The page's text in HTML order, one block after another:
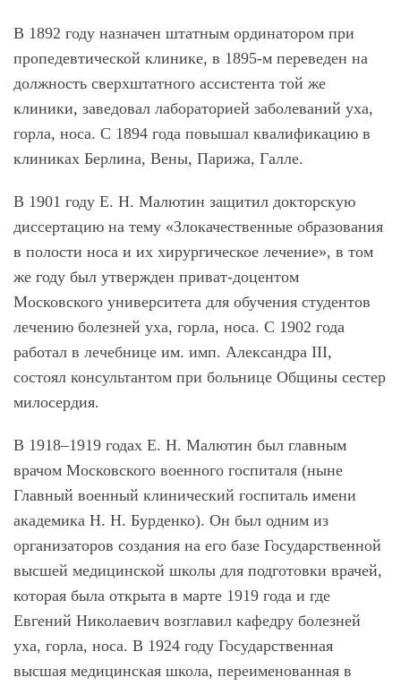
В 1892 году назначен штатным ординатором при
пропедевтической клинике, в 1895-м переведен на
должность сверхштатного ассистента той же
клиники, заведовал лабораторией заболеваний уха,
горла, носа. С 1894 года повышал квалификацию в
клиниках Берлина, Вены, Парижа, Галле.
В 1901 году Е. Н. Малютин защитил докторскую
диссертацию на тему «Злокачественные образования
в полости носа и их хирургическое лечение», в том
же году был утвержден приват-доцентом
Московского университета для обучения студентов
лечению болезней уха, горла, носа. С 1902 года
работал в лечебнице им. имп. Александра III,
состоял консультантом при больнице Общины сестер
милосердия.
В 1918–1919 годах Е. Н. Малютин был главным
врачом Московского военного госпиталя (ныне
Главный военный клинический госпиталь имени
академика Н. Н. Бурденко). Он был одним из
организаторов создания на его базе Государственной
высшей медицинской школы для подготовки врачей,
которая была открыта в марте 1919 года и где
Евгений Николаевич возглавил кафедру болезней
уха, горла, носа. В 1924 году Государственная
высшая медицинская школа, переименованная в